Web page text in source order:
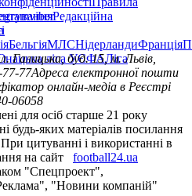
Редакційна
viber
БельгіяМЛСНідерландиФранція
ліга УЄФАЛіга
Галицька, буд. 15, м. Львів,
77Адреса електронної пошти
онлайн-медіа в Реєстрі
06058
для осіб старше 21 року
будь-яких матеріалів посилання
цитуванні і використанні в
на сайт
football24.ua
"Спецпроект",
"Новини компаній"